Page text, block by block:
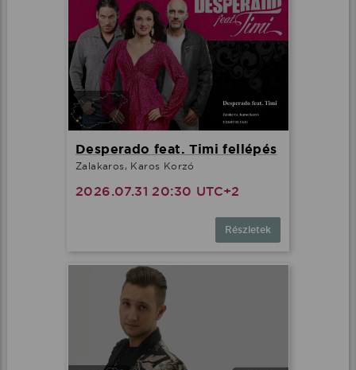
Desperado feat. Timi fellépés
Zalakaros, Karos Korzó
2026.07.31 20:30 UTC+2
Részletek